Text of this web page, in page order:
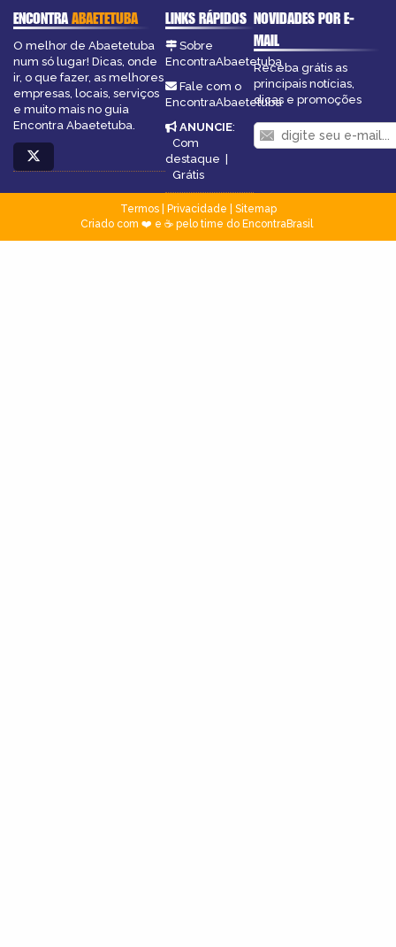
ENCONTRAABAETETUBA
O melhor de Abaetetuba
num só lugar! Dicas, onde
ir, o que fazer, as melhores
empresas, locais, serviços
e muito mais no guia
Encontra Abaetetuba.
LINKS RÁPIDOS
Sobre
EncontraAbaetetuba
Fale com o
EncontraAbaetetuba
ANUNCIE:
Com
destaque
Grátis
NOVIDADES POR E-
MAIL
Receba grátis as
principais notícias,
dicas e promoções
Termos| Privacidade
Sitemap
Criado com ❤️ e ☕ pelo time do EncontraBrasil